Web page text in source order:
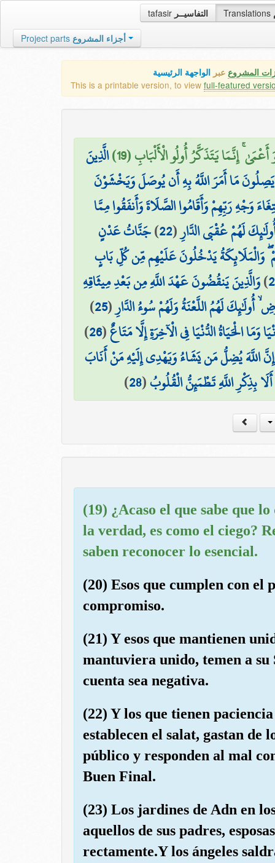
tafasir التفاسيــر Translations
Project parts أجزاء المشروع
المشروع عبر الواجهة الرئيسية
This is a printable version, to view full-featured
إِنَّمَا يَتَذَكَّرُ أُولُو الْأَلْبَابِ (19)
الَّذِينَ
مَا أَمَرَ اللَّهُ بِهِ أَن يُوصَلَ وَيَخْشَوْنَ
وَجْهِ رَبِّهِمْ وَأَقَامُوا الصَّلَاةَ وَأَنفَقُوا مِمَّا
لَهُمْ عُقْبَى الدَّارِ(
22
)جَنَّاتُ عَدْنٍ
وَالْمَلَائِكَةُ يَدْخُلُونَ عَلَيْهِم مِّن كُلِّ بَابٍ
)وَالَّذِينَ يَنقُضُونَ عَهْدَ اللَّهِ مِن بَعْدِ مِيثَاقِهِ
لَهُمُ اللَّعْنَةُ وَلَهُمْ سُوءُ الدَّارِ(
25
)
الْحَيَاةُ الدُّنْيَا فِي الْآخِرَةِ إِلَّا مَتَاعٌ(
26
)
اللَّهَ يُضِلُّ مَن يَشَاءُ وَيَهْدِي إِلَيْهِ مَنْ أَنَابَ
بِذِكْرِ اللَّهِ تَطْمَئِنُّ الْقُلُوبُ(
28
)
(19) ¿Acaso el que sabe que
la verdad, es como el ciego?
saben reconocer lo esencial.
(20) Esos que cumplen con el
compromiso.
(21) Y esos que mantienen
mantuviera unido, temen a su
cuenta sea negativa.
(22) Y los que tienen
establecen el salat, gastan de
público y responden al mal
Buen Final.
(23) Los jardines de Adn en
aquellos de sus padres,
rectamente.Y los ángeles